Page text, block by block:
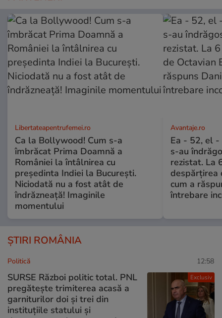
Libertateapentrufemei.ro
Ca la Bollywood! Cum s-a
îmbrăcat Prima Doamnă a
României la întâlnirea cu
președinta Indiei la București.
Niciodată nu a fost atât de
îndrăzneață! Imaginile
momentului
Avantaje.ro
Ea - 52, el -
s-au
rezistat. La
despărțirea
cum a
întrebare
ȘTIRI ROMÂNIA
Exclusiv
Politică 12:58
SURSE Război politic total. PNL
pregătește trimiterea acasă a
garniturilor doi și trei din
instituțiile statului și